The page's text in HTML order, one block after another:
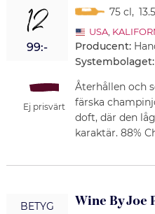
12
99:-
Ej prisvärt
75 cl,
USA,
Producent:
Systembolaget:
Återhållen och
färska
doft, där den
karaktär. 88%
BETYG Wine By Joe